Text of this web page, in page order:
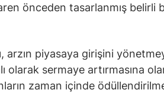
önceden tasarlanmış belirli
arzın piyasaya girişini
olarak sermaye artırmasına
zaman içinde